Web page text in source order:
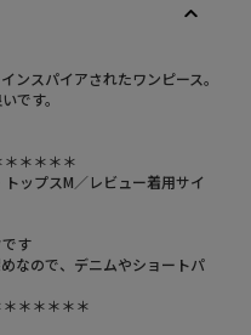
ンスパイアされたワンピース。
です。
＊＊＊＊
ップスM／レビュー着用サイ
す
なので、デニムやショートパ
＊＊＊＊＊